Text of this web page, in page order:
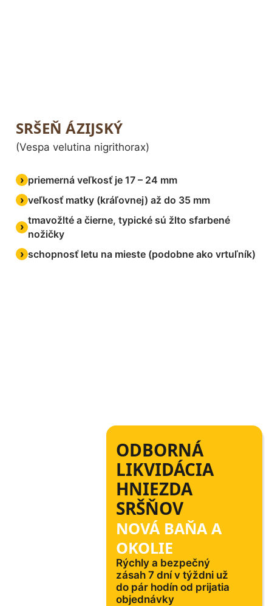
SRŠEŇ ÁZIJSKÝ
(Vespa velutina nigrithorax)
priemerná veľkosť je 17 – 24 mm
veľkosť matky (kráľovnej) až do 35 mm
tmavožlté a čierne, typické sú žlto sfarbené
nožičky
schopnosť letu na mieste (podobne ako vrtuľník)
ODBORNÁ
LIKVIDÁCIA
HNIEZDA
SRŠŇOV
NOVÁ BAŇA A
OKOLIE
Rýchly a bezpečný
zásah 7 dní v týždni už
do pár hodín od prijatia
objednávky